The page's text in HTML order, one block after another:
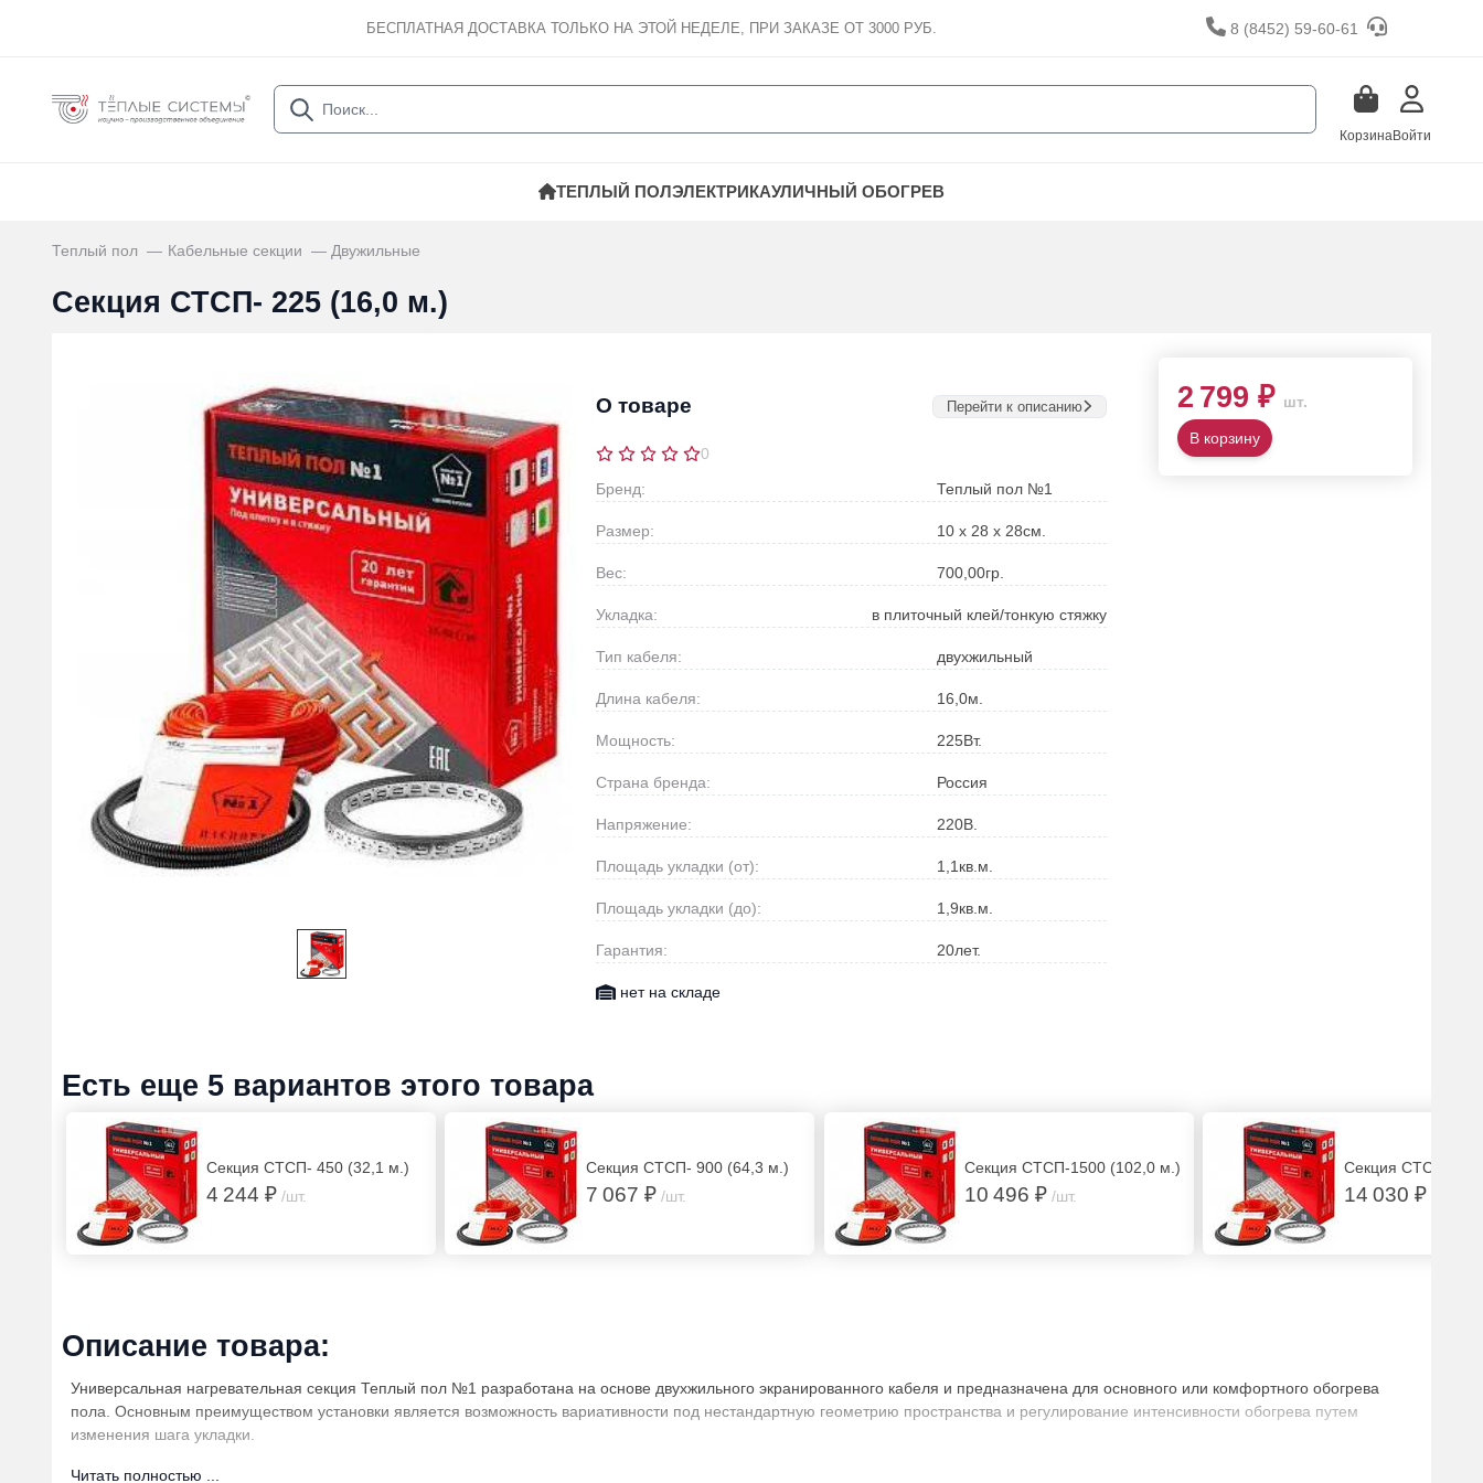
БЕСПЛАТНАЯ ДОСТАВКА ТОЛЬКО НА ЭТОЙ НЕДЕЛЕ, ПРИ ЗАКАЗЕ ОТ 3000 РУБ. 8 (8452) 59-60-61
КорзинаВойти
ТЕПЛЫЙ ПОЛЭЛЕКТРИКАУЛИЧНЫЙ ОБОГРЕВ
Теплый пол Кабельные секции Двужильные
Секция СТСП- 225 (16,0 м.)
О товаре Перейти к описанию
0
Бренд:
Теплый пол №1
Размер: 10 х 28 х 28см.
Вес: 700,00гр.
Укладка: в плиточный клей/тонкую стяжку
Тип кабеля: двухжильный
Длина кабеля: 16,0м.
Мощность: 225Вт.
Страна бренда: Россия
Напряжение: 220В.
Площадь укладки (от): 1,1 кв.м.
Площадь укладки (до): 1,9кв.м.
Гарантия: 20лет.
нет на складе
2 799 ₽ шт.
В корзину
Есть еще 5 вариантов этого товара
Секция СТСП- 450 (32,1 м.)
4 244 ₽ /шт.
Секция СТСП- 900 (64,3 м.)
7 067 ₽ /шт.
Секция СТСП-1500 (102,0 м.)
10 496 ₽ /шт.
Секция СТСП-
14 030 ₽
Описание товара:
Универсальная нагревательная секция Теплый пол №1 разработана на основе двухжильного экранированного кабеля и предназначена для основного или комфортного обогрева
пола. Основным преимуществом установки является возможность вариативности под нестандартную геометрию пространства и регулирование интенсивности обогрева путем
изменения шага укладки.
Читать полностью ...